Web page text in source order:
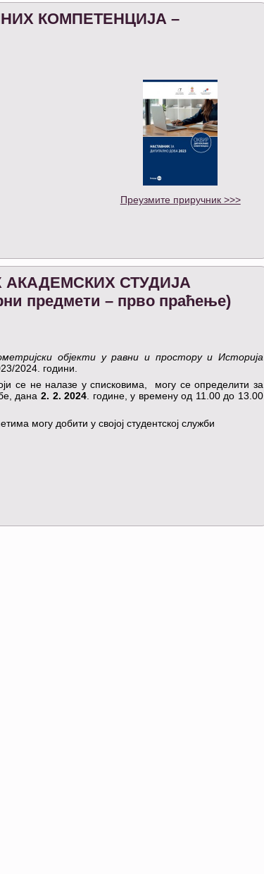
КОМПЕТЕНЦИЈА –
Преузмите приручник >>>
СТУДИЈА
предмети – прво праћење)
објекти у равни и простору и Историја
2024. години.
се не налазе у списковима, могу се определити за
дана 2. 2. 2024 . године, у времену од 11.00 до 13.00
могу добити у својој студентској служби